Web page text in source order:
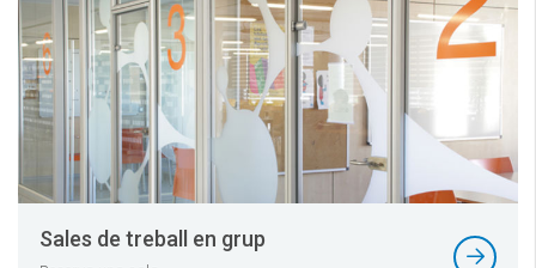
Sales de treball en grup